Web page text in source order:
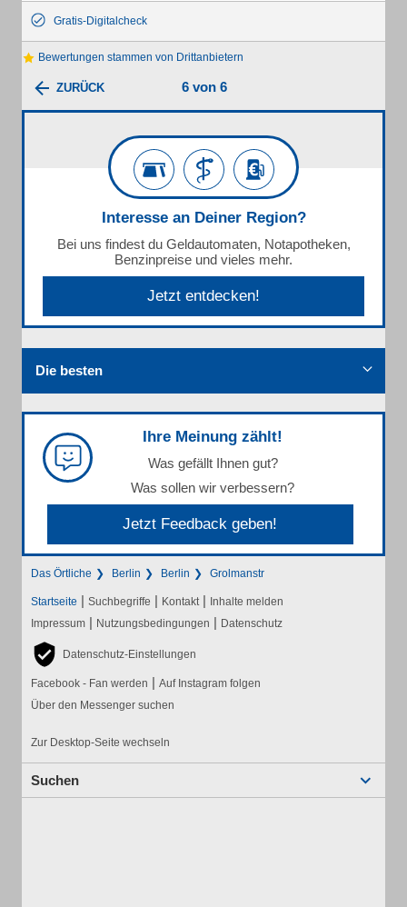
Gratis-Digitalcheck
Bewertungen stammen von Drittanbietern
ZURÜCK 6 von 6
Interesse an Deiner Region?
Bei uns findest du Geldautomaten, Notapotheken,
Benzinpreise und vieles mehr.
Jetzt entdecken!
Die besten
Ihre Meinung zählt!
Was gefällt Ihnen gut?
Was sollen wir verbessern?
Jetzt Feedback geben!
Das Örtliche Berlin Berlin Grolmanstr
Startseite | Suchbegriffe | Kontakt | Inhalte melden
Impressum | Nutzungsbedingungen | Datenschutz
Datenschutz-Einstellungen
Facebook - Fan werden | Auf Instagram folgen
Über den Messenger suchen
Zur Desktop-Seite wechseln
Suchen